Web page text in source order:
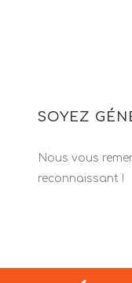
SOYEZ
Nous vous
reconnaissant !